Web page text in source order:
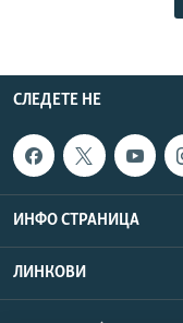
СЛЕДЕТЕ НЕ
ИНФО СТРАНИЦА
ЛИНКОВИ